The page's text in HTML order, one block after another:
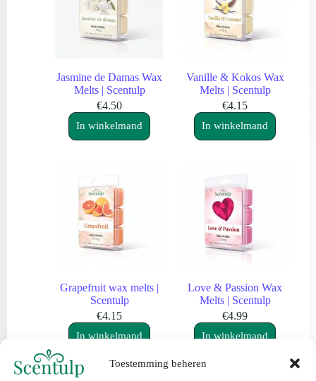
Toestemming beheren
Jasmine de Damas Wax
Melts | Scentulp
€4.50
In winkelmand
Vanille & Kokos Wax
Melts | Scentulp
€4.15
In winkelmand
Grapefruit wax melts |
Scentulp
€4.15
In winkelmand
Love & Passion Wax
Melts | Scentulp
€4.99
In winkelmand